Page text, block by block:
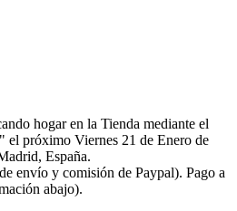
hogar en la Tienda mediante el
el próximo Viernes 21 de Enero de
España.
envío y comisión de Paypal). Pago a
abajo).